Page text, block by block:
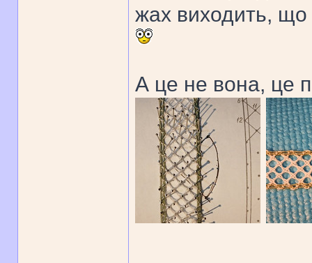
жах виходить, що
А це не вона, це